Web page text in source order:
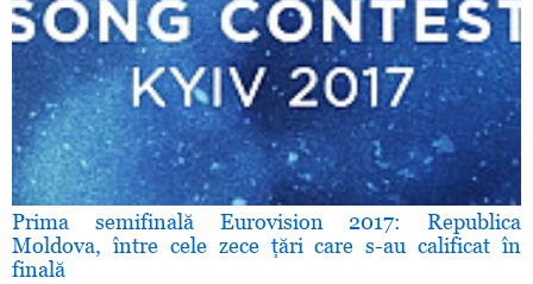
Prima semifinală Eurovision 2017: Republica
Moldova, între cele zece ţări care s-au calificat în
finală